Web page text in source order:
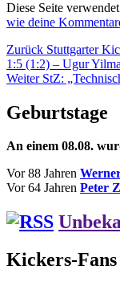
Diese Seite
wie deine
Zurück Vorheriger
Beitrag:
Stuttgarter
1:5 (1:2) – Ugur
Weiter Nächster
StZ:
Geburtstage
An einem 08.08.
Vor 88 Jahren
Vor 64 Jahren Peter
Kickers-Fans